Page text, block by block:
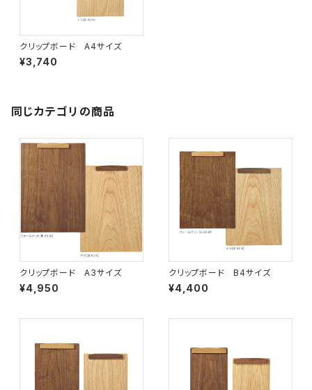
クリップボード A4サイズ
¥3,740
同じカテゴリの商品
クリップボード A3サイズ
¥4,950
クリップボード B4サイズ
¥4,400